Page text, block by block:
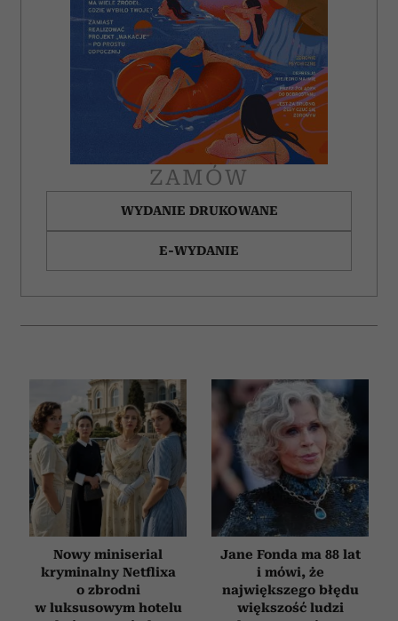
ZAMÓW
WYDANIE DRUKOWANE
E-WYDANIE
Nowy miniserial
kryminalny Netflixa
o zbrodni
w luksusowym hotelu
Jane Fonda ma 88 lat
i mówi, że
największego błędu
większość ludzi